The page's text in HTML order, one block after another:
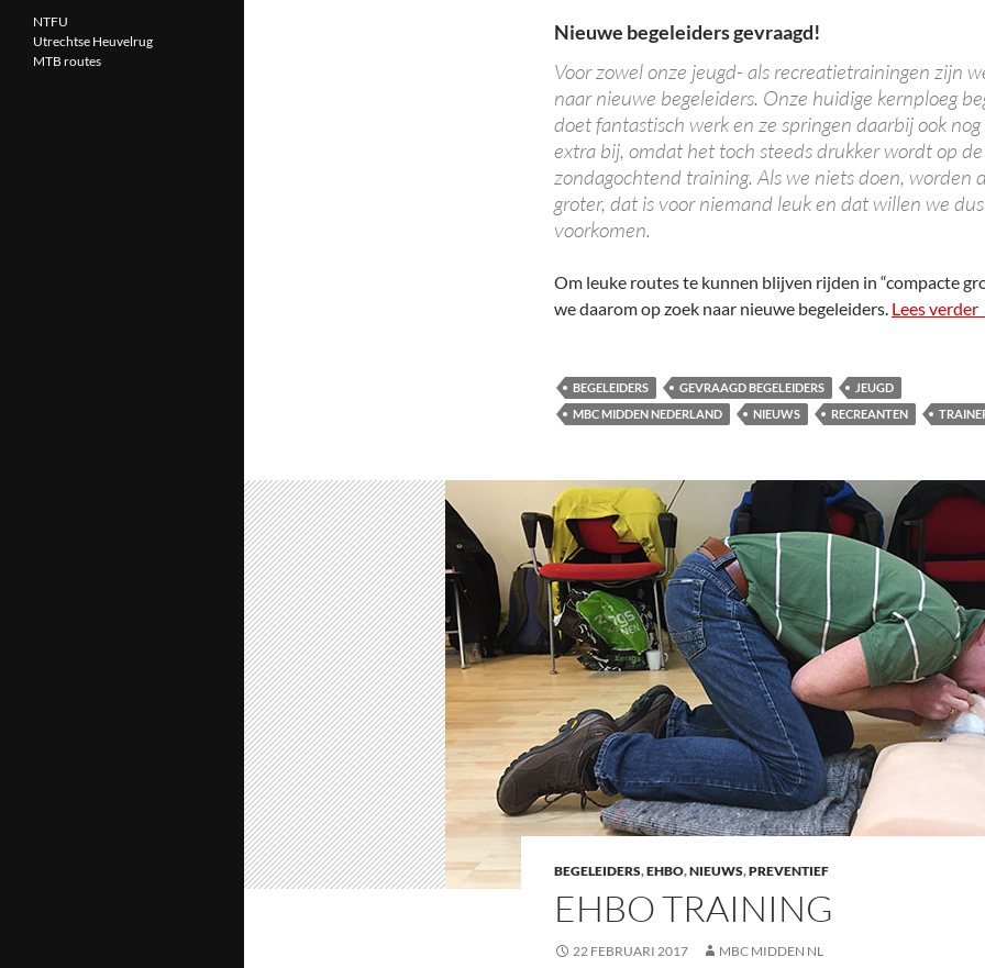
Nieuwe begeleiders gevraagd!
Voor zowel onze jeugd- als recreatietrainingen zijn
naar nieuwe begeleiders. Onze huidige kernploeg
doet fantastisch werk en ze springen daarbij ook
extra bij, omdat het toch steeds drukker wordt op de
zondagochtend training. Als we niets doen, worden
groter, dat is voor niemand leuk en dat willen we
voorkomen.
Om leuke routes te kunnen blijven rijden in “compacte
we daarom op zoek naar nieuwe begeleiders. Lees verder
BEGELEIDERS GEVRAAGD BEGELEIDERS
JEUGD
MBC MIDDEN NEDERLAND
NIEUWS RECREANTEN
BEGELEIDERS,EHBO,NIEUWS,PREVENTIEF
EHBO TRAINING
22 FEBRUARI 2017 MBC MIDDEN NL
NTFU
Utrechtse Heuvelrug
MTB routes